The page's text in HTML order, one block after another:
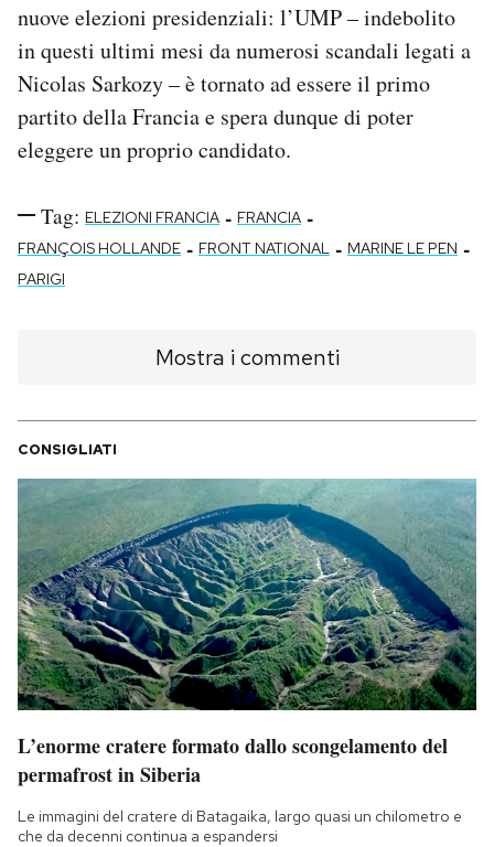
nuove elezioni presidenziali: l’UMP – indebolito
in questi ultimi mesi da numerosi scandali legati a
Nicolas Sarkozy – è tornato ad essere il primo
partito della Francia e spera dunque di poter
eleggere un proprio candidato.
Tag: ELEZIONI FRANCIA - FRANCIA -
FRANÇOIS HOLLANDE - FRONT NATIONAL - MARINE LE PEN -
PARIGI
Mostra i commenti
CONSIGLIATI
L’enorme cratere formato dallo scongelamento del
permafrost in Siberia
Le immagini del cratere di Batagaika, largo quasi un chilometro e
che da decenni continua a espandersi